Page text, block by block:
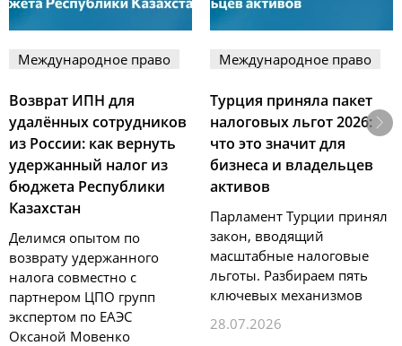
Международное право
Возврат ИПН для
удалённых сотрудников
из России: как вернуть
удержанный налог из
бюджета Республики
Казахстан
Делимся опытом по
возврату удержанного
налога совместно с
партнером ЦПО групп
экспертом по ЕАЭС
Оксаной Мовенко
Международное право
Турция приняла пакет
налоговых льгот 2026:
что это значит для
бизнеса и владельцев
активов
Парламент Турции принял
закон, вводящий
масштабные налоговые
льготы. Разбираем пять
ключевых механизмов
28.07.2026